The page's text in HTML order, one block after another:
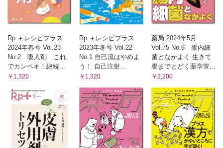
Rp.＋レシピプラス
2024年春号 Vol.23
No.2 吸入剤 これ
でカンペキ！継続...
￥1,320
Rp.＋レシピプラス
2023年冬号 Vol.22
No.1 自己流はやめよ
う！ 自己注射...
￥1,320
薬局 2024年5月
Vol.75 No.6 腸内細
菌となかよく 生きて
腸までとどく薬学管...
￥2,200